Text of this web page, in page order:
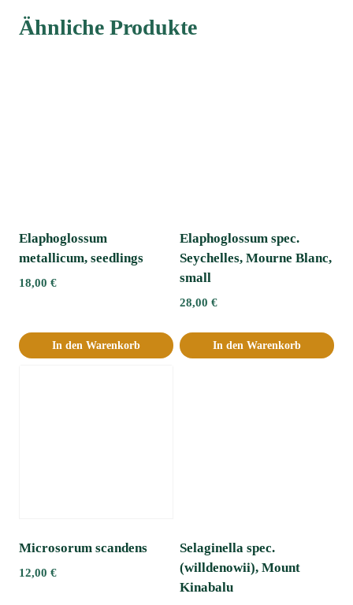
Ähnliche Produkte
Elaphoglossum
metallicum, seedlings
18,00 €
In den Warenkorb
Elaphoglossum spec.
Seychelles, Mourne Blanc,
small
28,00 €
In den Warenkorb
Microsorum scandens
12,00 €
Selaginella spec.
(willdenowii), Mount
Kinabalu